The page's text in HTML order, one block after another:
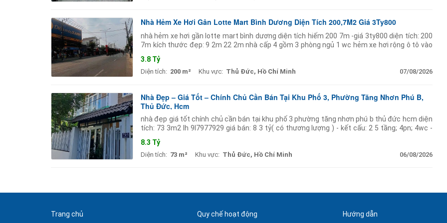
Nhà Hẻm Xe Hơi Gân Lotte Mart Bình Dương Diện Tích 200,7M2 Giá 3Ty800
nhà hẻm xe hơi gần lotte mart bình dương diện tích hiếm 200 7m -giá 3ty800 diện tích: 200
7m kích thước đẹp: 9 2m 22 2m nhà cấp 4 gồm 3 phòng ngủ 1 wc hẻm xe hơi rộng ô tô vào
3.8 Tỷ
Diện tích: 200 m² Khu vực: Thủ Đức, Hồ Chí Minh 07/08/2026
Nhà Đẹp – Giá Tốt – Chính Chủ Cần Bán Tại Khu Phố 3, Phường Tăng Nhơn Phú B,
Thủ Đức, Hcm
nhà đẹp giá tốt chính chủ cần bán tại khu phố 3 phường tăng nhơn phú b thủ đức hcm diện
tích: 73 3m2 lh 9l7977929 giá bán: 8 3 tỷ( có thương lượng ) - kết cấu: 2 5 tầng; 4pn; 4wc -
8.3 Tỷ
Diện tích: 73 m² Khu vực: Thủ Đức, Hồ Chí Minh 06/08/2026
Trang chủ
Quy chế hoạt động
Hướng dẫn